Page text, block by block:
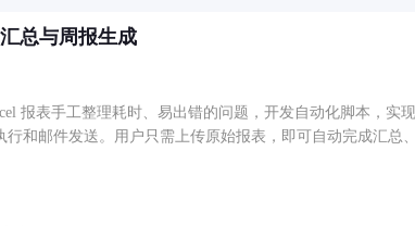
总与周报生成
报表手工整理耗时、易出错的问题，开发自动化脚本，实
行和邮件发送。用户只需上传原始报表，即可自动完成汇总